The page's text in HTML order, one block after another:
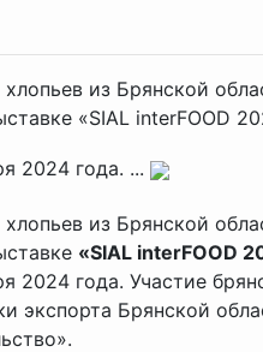
из Брянской
«SIAL interFOOD
2024 года. ...
из Брянской
«SIAL interFOOD
2024 года. Участие
экспорта Брянской